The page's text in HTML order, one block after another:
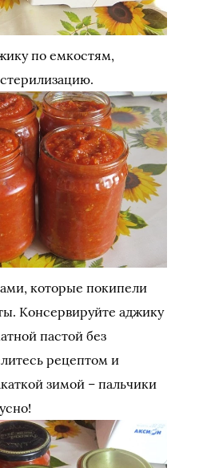
по емкостям,
которые покипели
Консервируйте аджику
пастой без
рецептом и
зимой – пальчики